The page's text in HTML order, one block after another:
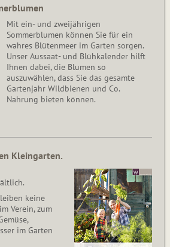
Mit ein- und zweijährigen
Sommerblumen können Sie für ein
wahres Blütenmeer im Garten sorgen.
Unser Aussaat- und Blühkalender hilft
Ihnen dabei, die Blumen so
auszuwählen, dass Sie das gesamte
Gartenjahr Wildbienen und Co.
Nahrung bieten können.
Kleingarten.
keine
Verein, zum
im Garten